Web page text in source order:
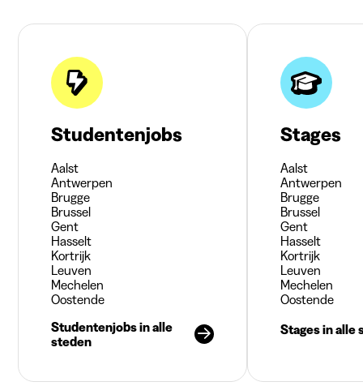
Studentenjobs
Aalst
Antwerpen
Brugge
Brussel
Gent
Hasselt
Kortrijk
Leuven
Mechelen
Oostende
Studentenjobs in alle
steden
Stages
Aalst
Antwerpen
Brugge
Brussel
Gent
Hasselt
Kortrijk
Leuven
Mechelen
Oostende
Stages in alle